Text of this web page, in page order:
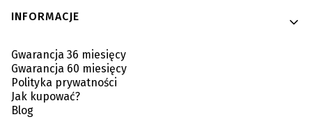
INFORMACJE
Gwarancja 36 miesięcy
Gwarancja 60 miesięcy
Polityka prywatności
Jak kupować?
Blog